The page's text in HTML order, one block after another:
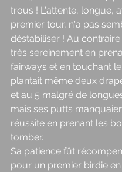
trous ! L'attente, longue,
premier tour, n'a pas
déstabiliser ! Au
très sereinement en
fairways et en touchant
plantait même deux
et au 5 malgré de
mais ses putts
réussite en prenant les
tomber.
Sa patience fût
pour un premier birdie